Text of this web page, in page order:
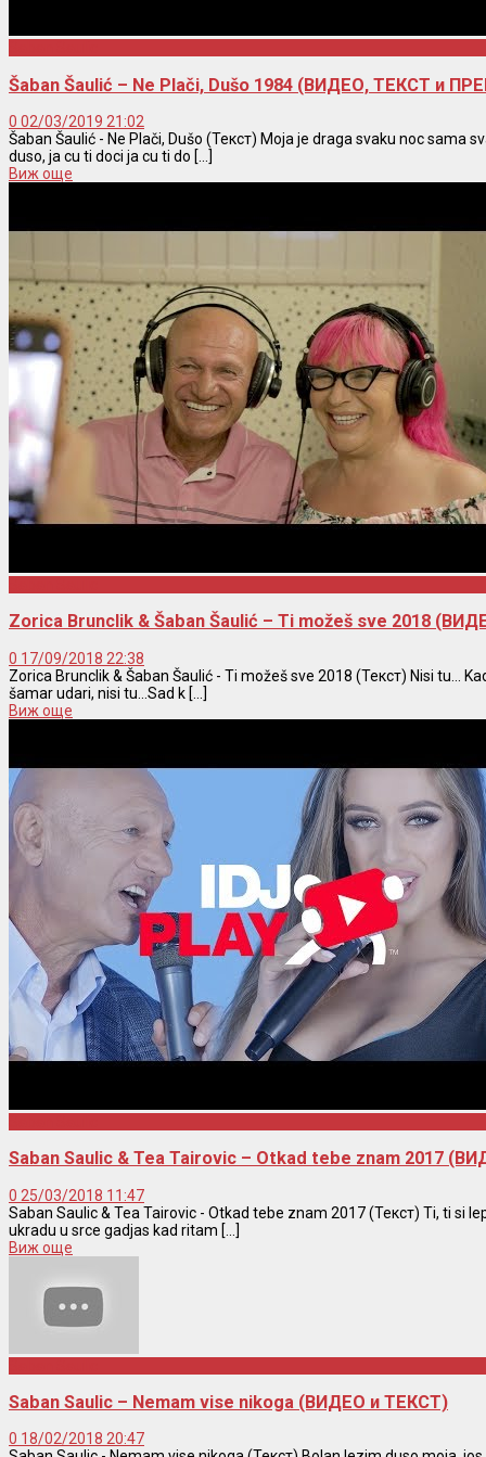
Šaban Šaulić – Ne Plači, Dušo 1984 (ВИДЕО, ТЕКСТ и
0 02/03/2019 21:02
Šaban Šaulić - Ne Plači, Dušo (Текст) Moja je draga svaku noc sama
duso, ja cu ti doci ja cu ti do [...]
Виж още
Zorica Brunclik & Šaban Šaulić – Ti možeš sve 2018
0 17/09/2018 22:38
Zorica Brunclik & Šaban Šaulić - Ti možeš sve 2018 (Текст) Nisi tu...
šamar udari, nisi tu...Sad k [...]
Виж още
Saban Saulic & Tea Tairovic – Otkad tebe znam 2017
0 25/03/2018 11:47
Saban Saulic & Tea Tairovic - Otkad tebe znam 2017 (Текст) Ti, ti si
ukradu u srce gadjas kad ritam [...]
Виж още
Saban Saulic – Nemam vise nikoga (ВИДЕО и ТЕКСТ)
0 18/02/2018 20:47